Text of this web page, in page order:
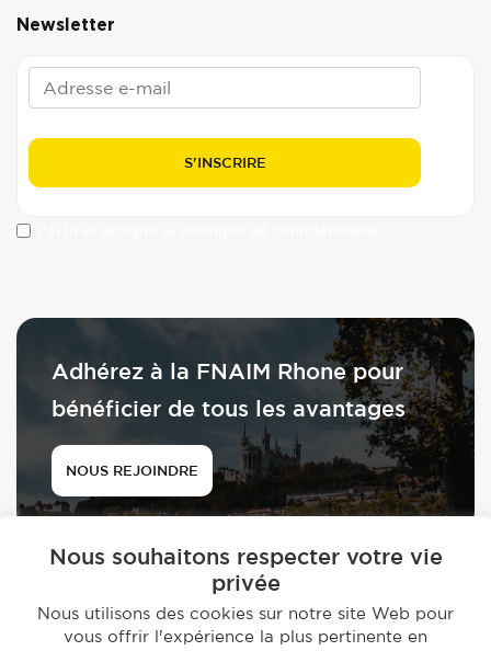
Newsletter
Adhérez à la FNAIM Rhone pour
bénéficier de tous les avantages
NOUS REJOINDRE
Nous souhaitons respecter votre vie
privée
Nous utilisons des cookies sur notre site Web pour
vous offrir l'expérience la plus pertinente en